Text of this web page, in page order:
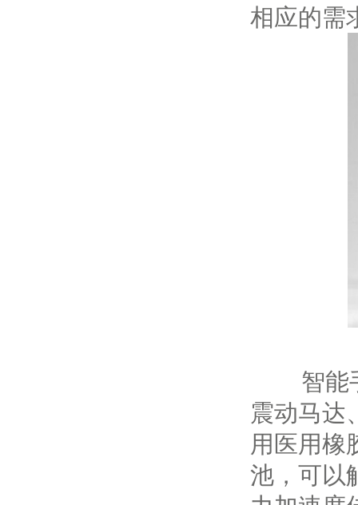
相应的需
智能
震动马达
用医用橡
池，可以